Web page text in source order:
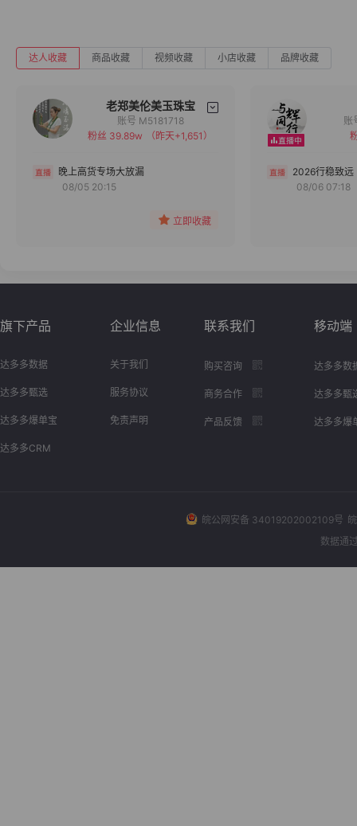
达人收藏 商品收藏 视频收藏 小店收藏 品牌收藏
老郑美伦美玉珠宝
备注
分组
账号 M5181718
粉丝 39.89w
（昨天+1,651）
晚上高货专场大放漏
08/05 20:15
立即收藏
2026行稳致远
08/06 07:18
旗下产品
达多多数据
达多多甄选
达多多爆单宝
达多多CRM
企业信息
关于我们
服务协议
免责声明
联系我们
购买咨询
商务合作
产品反馈
移动端
达多多数
达多多甄
达多多爆
皖公网安备 34019202002109号
数据通